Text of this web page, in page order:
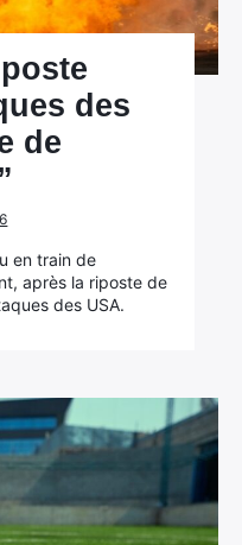
des
de
en train de
après la riposte de
des USA.